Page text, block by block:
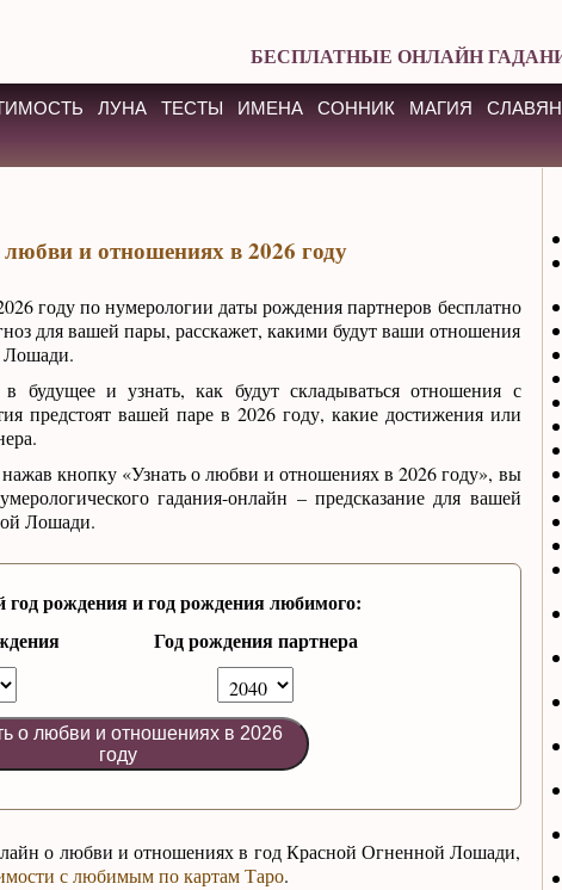
БЕСПЛАТНЫЕ ОНЛАЙН
ЛУНА ТЕСТЫ ИМЕНА СОННИК МАГИЯ
любви и отношениях в 2026 году
году по нумерологии даты рождения партнеров бесплатно
для вашей пары, расскажет, какими будут ваши отношения
Лошади.
будущее и узнать, как будут складываться отношения с
предстоят вашей паре в 2026 году, какие достижения или
кнопку «Узнать о любви и отношениях в 2026 году», вы
гадания-онлайн – предсказание для вашей
Лошади.
год рождения и год рождения любимого:
Год рождения партнера
о любви и отношениях в 2026
году
о любви и отношениях в год Красной Огненной Лошади,
с любимым по картам Таро.